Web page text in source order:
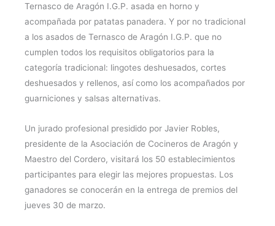
Ternasco de Aragón I.G.P. asada en horno y
acompañada por patatas panadera. Y por no tradicional
a los asados de Ternasco de Aragón I.G.P. que no
cumplen todos los requisitos obligatorios para la
categoría tradicional: lingotes deshuesados, cortes
deshuesados y rellenos, así como los acompañados por
guarniciones y salsas alternativas.
Un jurado profesional presidido por Javier Robles,
presidente de la Asociación de Cocineros de Aragón y
Maestro del Cordero, visitará los 50 establecimientos
participantes para elegir las mejores propuestas. Los
ganadores se conocerán en la entrega de premios del
jueves 30 de marzo.